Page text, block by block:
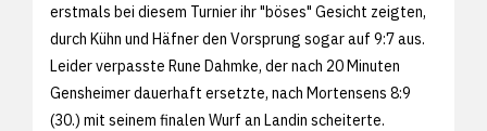
erstmals bei diesem Turnier ihr "böses" Gesicht zeigten,
durch Kühn und Häfner den Vorsprung sogar auf 9:7 aus.
Leider verpasste Rune Dahmke, der nach 20 Minuten
Gensheimer dauerhaft ersetzte, nach Mortensens 8:9
(30.) mit seinem finalen Wurf an Landin scheiterte.